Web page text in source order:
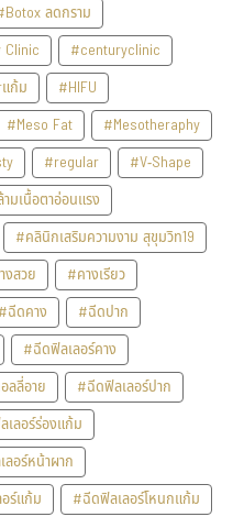
ลดกราม
Clinic
#centuryclinic
ก้ม
#HIFU
#Meso Fat
#Mesotheraphy
#regular
#V-Shape
มเนื้อตาอ่อนแรง
#คลินิกเสริมความงาม สุขุมวิท19
งสวย
#คางเรียว
#ฉีดคาง
#ฉีดปาก
#ฉีดฟิลเลอร์คาง
ลลี่อาย
#ฉีดฟิลเลอร์ปาก
ลอร์ร่องแก้ม
อร์หน้าผาก
ร์แก้ม
#ฉีดฟิลเลอร์โหนกแก้ม